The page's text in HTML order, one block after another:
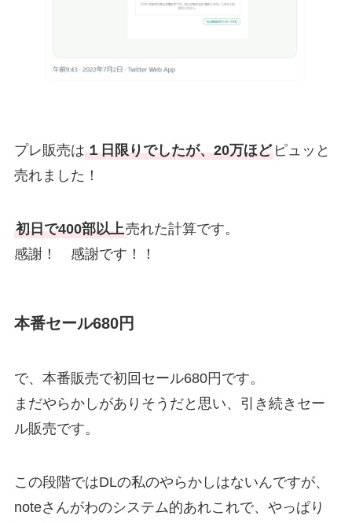
プレ販売は１日限りでしたが、20万ほどピュッと
売れました！
初日で400部以上売れた計算です。
感謝！ 感謝です！！
本番セール680円
で、本番販売で初回セール680円です。
まだやらかしがありそうだと思い、引き続きセー
ル販売です。
この段階ではDLの私のやらかしはないんですが、
noteさんがわのシステム的あれこれで、やっぱり